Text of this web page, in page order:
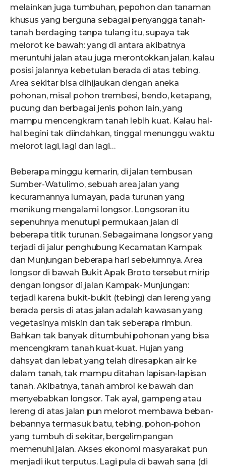
melainkan juga tumbuhan, pepohon dan tanaman
khusus yang berguna sebagai penyangga tanah-
tanah berdaging tanpa tulang itu, supaya tak
melorot ke bawah: yang di antara akibatnya
meruntuhi jalan atau juga merontokkan jalan, kalau
posisi jalannya kebetulan berada di atas tebing.
Area sekitar bisa dihijaukan dengan aneka
pohonan, misal pohon trembesi, bendo, ketapang,
pucung dan berbagai jenis pohon lain, yang
mampu mencengkram tanah lebih kuat. Kalau hal-
hal begini tak diindahkan, tinggal menunggu waktu
melorot lagi, lagi dan lagi…
Beberapa minggu kemarin, di jalan tembusan
Sumber-Watulimo, sebuah area jalan yang
kecuramannya lumayan, pada turunan yang
menikung mengalami longsor. Longsoran itu
sepenuhnya menutupi permukaan jalan di
beberapa titik turunan. Sebagaimana longsor yang
terjadi di jalur penghubung Kecamatan Kampak
dan Munjungan beberapa hari sebelumnya. Area
longsor di bawah Bukit Apak Broto tersebut mirip
dengan longsor di jalan Kampak-Munjungan:
terjadi karena bukit-bukit (tebing) dan lereng yang
berada persis di atas jalan adalah kawasan yang
vegetasinya miskin dan tak seberapa rimbun.
Bahkan tak banyak ditumbuhi pohonan yang bisa
mencengkram tanah kuat-kuat. Hujan yang
dahsyat dan lebat yang telah diresapkan air ke
dalam tanah, tak mampu ditahan lapisan-lapisan
tanah. Akibatnya, tanah ambrol ke bawah dan
menyebabkan longsor. Tak ayal, gampeng atau
lereng di atas jalan pun melorot membawa beban-
bebannya termasuk batu, tebing, pohon-pohon
yang tumbuh di sekitar, bergelimpangan
memenuhi jalan. Akses ekonomi masyarakat pun
menjadi ikut terputus. Lagi pula di bawah sana (di